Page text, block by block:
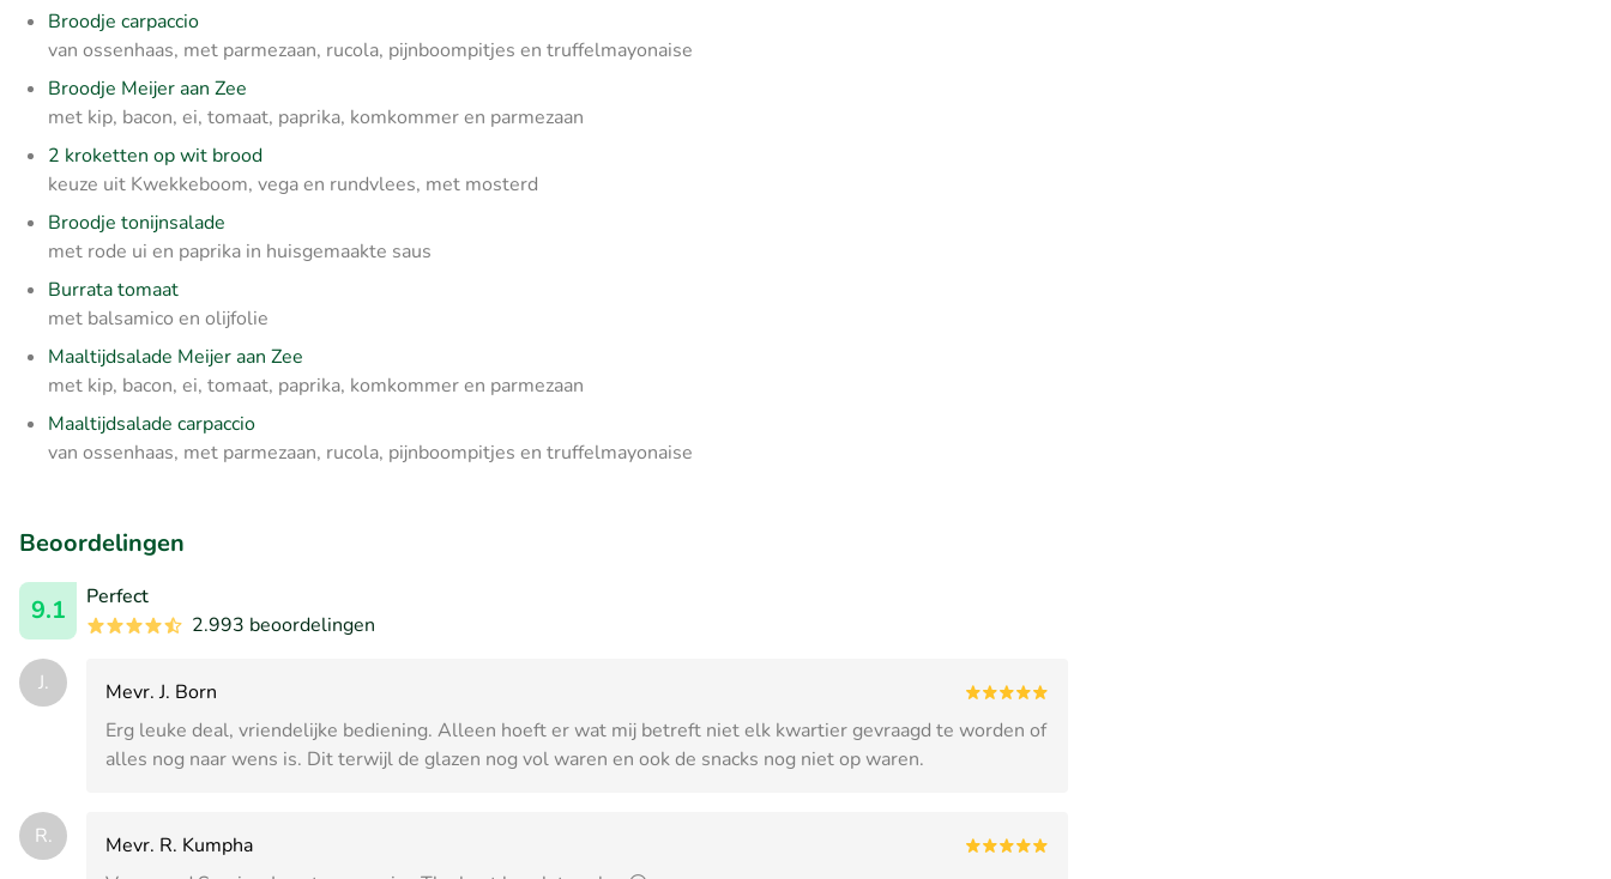
Broodje carpaccio
van ossenhaas, met parmezaan, rucola, pijnboompitjes en truffelmayonaise
Broodje Meijer aan Zee
met kip, bacon, ei, tomaat, paprika, komkommer en parmezaan
2 kroketten op wit brood
keuze uit Kwekkeboom, vega en rundvlees, met mosterd
Broodje tonijnsalade
met rode ui en paprika in huisgemaakte saus
Burrata tomaat
met balsamico en olijfolie
Maaltijdsalade Meijer aan Zee
met kip, bacon, ei, tomaat, paprika, komkommer en parmezaan
Maaltijdsalade carpaccio
van ossenhaas, met parmezaan, rucola, pijnboompitjes en truffelmayonaise
Beoordelingen
9.1
Perfect
2.993 beoordelingen
J.
Mevr. J. Born
Erg leuke deal, vriendelijke bediening. Alleen hoeft er wat mij betreft niet elk kwartier gevraagd te worden of
alles nog naar wens is. Dit terwijl de glazen nog vol waren en ook de snacks nog niet op waren.
R.
Mevr. R. Kumpha